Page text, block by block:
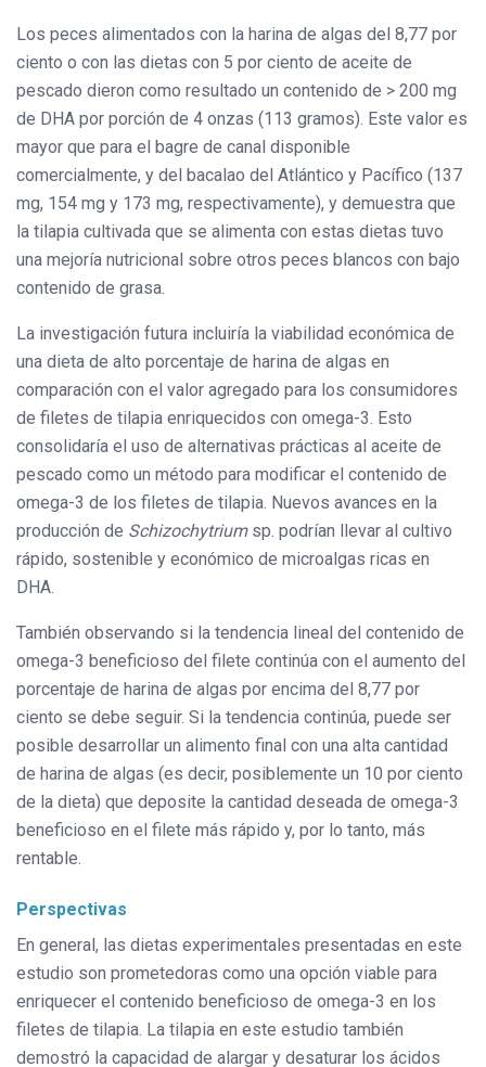
Los peces alimentados con la harina de algas del 8,77 por
ciento o con las dietas con 5 por ciento de aceite de
pescado dieron como resultado un contenido de > 200 mg
de DHA por porción de 4 onzas (113 gramos). Este valor es
mayor que para el bagre de canal disponible
comercialmente, y del bacalao del Atlántico y Pacífico (137
mg, 154 mg y 173 mg, respectivamente), y demuestra que
la tilapia cultivada que se alimenta con estas dietas tuvo
una mejoría nutricional sobre otros peces blancos con bajo
contenido de grasa.
La investigación futura incluiría la viabilidad económica de
una dieta de alto porcentaje de harina de algas en
comparación con el valor agregado para los consumidores
de filetes de tilapia enriquecidos con omega-3. Esto
consolidaría el uso de alternativas prácticas al aceite de
pescado como un método para modificar el contenido de
omega-3 de los filetes de tilapia. Nuevos avances en la
producción de Schizochytrium sp. podrían llevar al cultivo
rápido, sostenible y económico de microalgas ricas en
DHA.
También observando si la tendencia lineal del contenido de
omega-3 beneficioso del filete continúa con el aumento del
porcentaje de harina de algas por encima del 8,77 por
ciento se debe seguir. Si la tendencia continúa, puede ser
posible desarrollar un alimento final con una alta cantidad
de harina de algas (es decir, posiblemente un 10 por ciento
de la dieta) que deposite la cantidad deseada de omega-3
beneficioso en el filete más rápido y, por lo tanto, más
rentable.
Perspectivas
En general, las dietas experimentales presentadas en este
estudio son prometedoras como una opción viable para
enriquecer el contenido beneficioso de omega-3 en los
filetes de tilapia. La tilapia en este estudio también
demostró la capacidad de alargar y desaturar los ácidos